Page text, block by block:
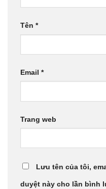
Tên *
Email *
Trang web
Lưu tên của tôi,
duyệt này cho lần bình